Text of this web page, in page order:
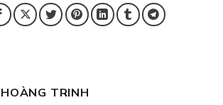
HOÀNG TRINH